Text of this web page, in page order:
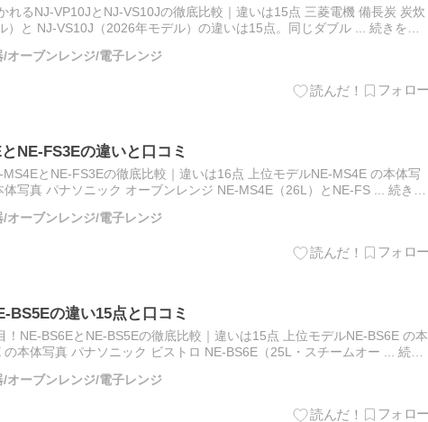
れるNJ-VP10JとNJ-VS10Jの徹底比較｜違いは15点 三菱電機 備長炭 炭炊
と NJ-VS10J（2026年モデル）の違いは15点。同じダブル ... 続きを読
オーブンレンジ/電子レンジ
NE-FS3Eの違いと口コミ
とNE-FS3Eの徹底比較｜違いは16点 上位モデルNE-MS4E の本体写
写真 パナソニック オーブンレンジ NE-MS4E（26L）とNE-FS ... 続きを
オーブンレンジ/電子レンジ
BS5Eの違い15点と口コミ
！NE-BS6EとNE-BS5Eの徹底比較｜違いは15点 上位モデルNE-BS6E の本
本体写真 パナソニック ビストロ NE-BS6E（25L・スチームオー ... 続き
オーブンレンジ/電子レンジ